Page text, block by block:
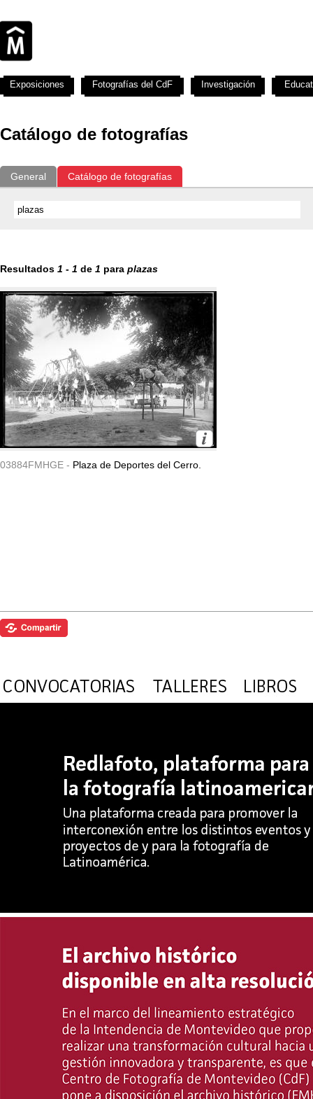
Catálogo de fotografías
General Catálogo de fotografías
Resultados 1 - 1 de 1 para plazas
03884FMHGE - Plaza de Deportes del Cerro.
Exposiciones Fotografías del CdF Investigación